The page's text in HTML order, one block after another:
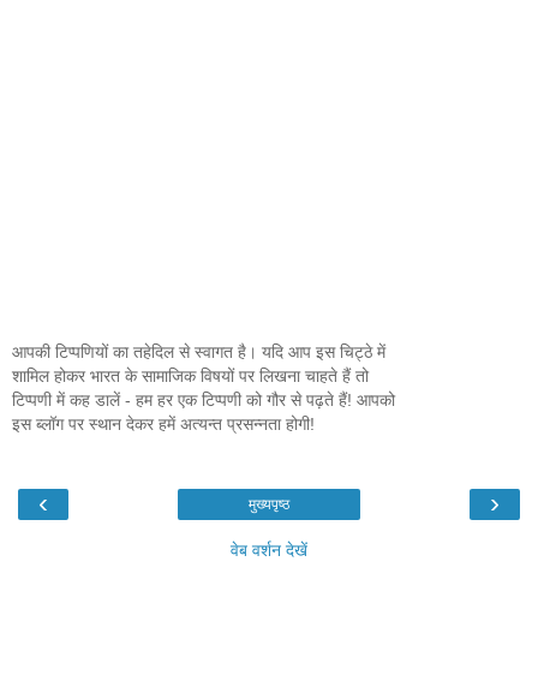
आपकी टिप्पणियों का तहेदिल से स्वागत है। यदि आप इस चिट्ठे में
शामिल होकर भारत के सामाजिक विषयों पर लिखना चाहते हैं तो
टिप्पणी में कह डालें - हम हर एक टिप्पणी को गौर से पढ़ते हैं! आपको
इस ब्लॉग पर स्थान देकर हमें अत्यन्त प्रसन्नता होगी!
‹ ›
मुख्यपृष्ठ
वेब वर्शन देखें